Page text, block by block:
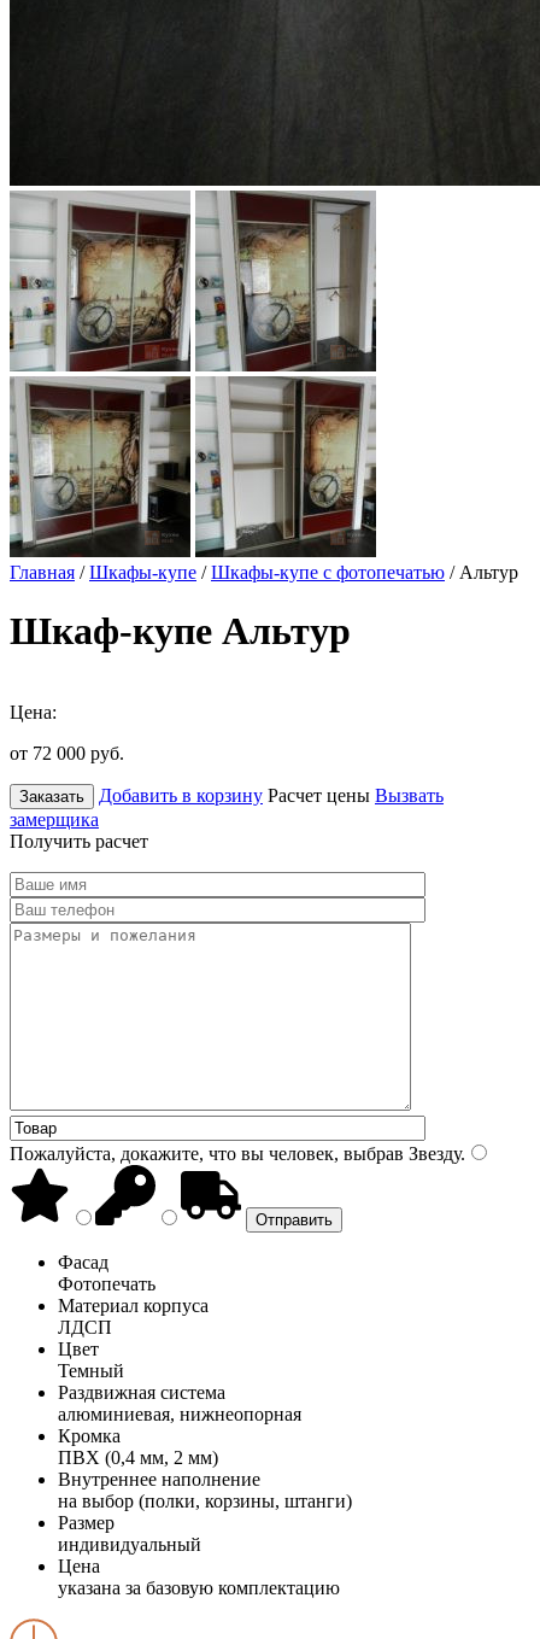
Главная /Шкафы-купе /Шкафы-купе с фотопечатью / Альтур
Шкаф-купе Альтур
Цена:
от 72 000 руб.
Заказать Добавить в корзину Расчет цены Вызвать
замерщика
Получить расчет
Пожалуйста, докажите, что вы человек, выбрав Звезду.
Фасад
Фотопечать
Материал корпуса
ЛДСП
Цвет
Темный
Раздвижная система
алюминиевая, нижнеопорная
Кромка
ПВХ (0,4 мм, 2 мм)
Внутреннее наполнение
на выбор (полки, корзины, штанги)
Размер
индивидуальный
Цена
указана за базовую комплектацию